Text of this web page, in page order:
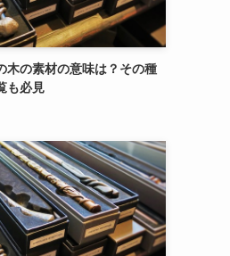
木の素材の意味は？その種
も必見